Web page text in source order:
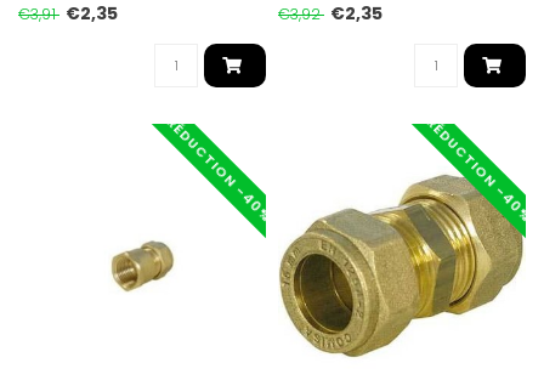
€3,91 €2,35
€3,92 €2,35
RÉDUCTION -40% RÉDUCTION -40%